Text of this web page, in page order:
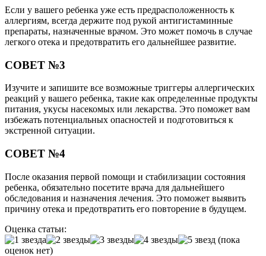
Если у вашего ребенка уже есть предрасположенность к
аллергиям, всегда держите под рукой антигистаминные
препараты, назначенные врачом. Это может помочь в случае
легкого отека и предотвратить его дальнейшее развитие.
СОВЕТ №3
Изучите и запишите все возможные триггеры аллергических
реакций у вашего ребенка, такие как определенные продукты
питания, укусы насекомых или лекарства. Это поможет вам
избежать потенциальных опасностей и подготовиться к
экстренной ситуации.
СОВЕТ №4
После оказания первой помощи и стабилизации состояния
ребенка, обязательно посетите врача для дальнейшего
обследования и назначения лечения. Это поможет выявить
причину отека и предотвратить его повторение в будущем.
Оценка статьи:
(пока
оценок нет)